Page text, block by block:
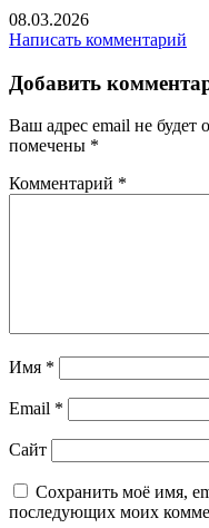
08.03.2026
Написать комментарий
Добавить
Ваш адрес email не будет
помечены *
Комментарий *
Имя *
Email *
Сайт
Сохранить моё имя,
последующих моих